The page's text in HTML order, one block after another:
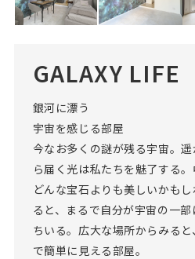
GALAXY LIFE
銀河に漂う
宇宙を感じる部屋
今なお多くの謎が残る宇宙。
ら届く光は私たちを魅了する
どんな宝石よりも美しいかも
ると、まるで自分が宇宙の一
ちいる。広大な場所からみる
で簡単に見える部屋。